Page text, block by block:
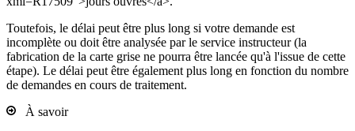
Toutefois, le délai peut être plus long si votre demande est
incomplète ou doit être analysée par le service instructeur (la
fabrication de la carte grise ne pourra être lancée qu'à l'issue de cette
étape). Le délai peut être également plus long en fonction du nombre
de demandes en cours de traitement.
À savoir